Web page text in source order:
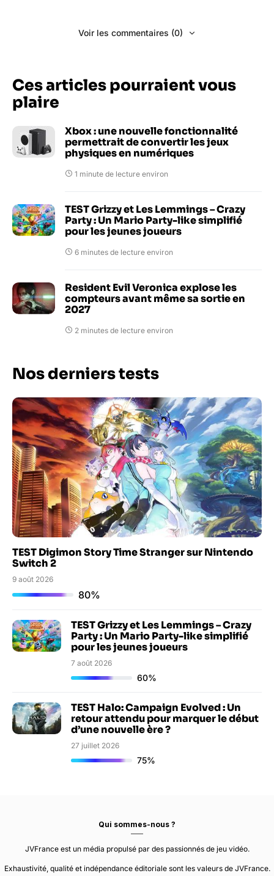
Voir les commentaires (0)
Ces articles pourraient vous
plaire
Xbox : une nouvelle fonctionnalité
permettrait de convertir les jeux
physiques en numériques
1 minute de lecture environ
TEST Grizzy et Les Lemmings – Crazy
Party : Un Mario Party-like simplifié
pour les jeunes joueurs
6 minutes de lecture environ
Resident Evil Veronica explose les
compteurs avant même sa sortie en
2027
2 minutes de lecture environ
Nos derniers tests
TEST Digimon Story Time Stranger sur Nintendo
Switch 2
9 août 2026
80%
TEST Grizzy et Les Lemmings – Crazy
Party : Un Mario Party-like simplifié
pour les jeunes joueurs
7 août 2026
60%
TEST Halo: Campaign Evolved : Un
retour attendu pour marquer le début
d’une nouvelle ère ?
27 juillet 2026
75%
Qui sommes-nous ?
JVFrance est un média propulsé par des passionnés de jeu vidéo.
Exhaustivité, qualité et indépendance éditoriale sont les valeurs de JVFrance.